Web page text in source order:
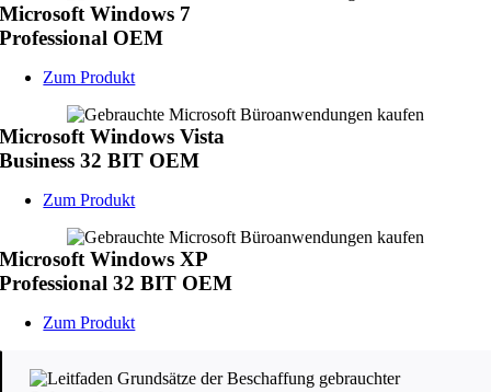
Microsoft Windows 7
Professional OEM
Zum Produkt
Microsoft Windows Vista
Business 32 BIT OEM
Zum Produkt
Microsoft Windows XP
Professional 32 BIT OEM
Zum Produkt